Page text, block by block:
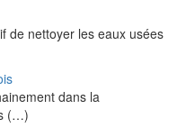
de nettoyer les eaux usées
dans la
(…)